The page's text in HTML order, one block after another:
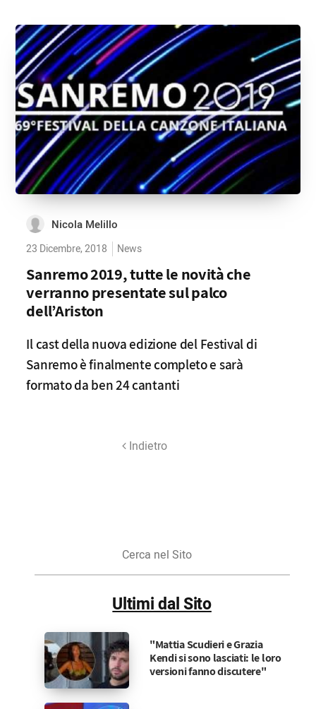
Nicola Melillo
23 Dicembre, 2018 News
Sanremo 2019, tutte le novità che
verranno presentate sul palco
dell’Ariston
Il cast della nuova edizione del Festival di
Sanremo è finalmente completo e sarà
formato da ben 24 cantanti
Indietro
Sito
Ultimi dal Sito
"Mattia Scudieri e Grazia
Kendi si sono lasciati: le loro
versioni fanno discutere"